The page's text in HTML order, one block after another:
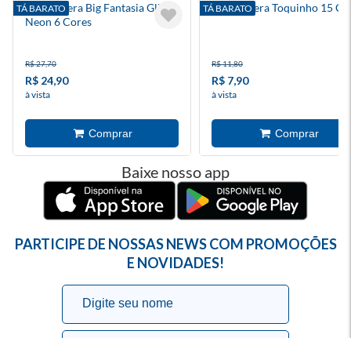
TÁ BARATO
Giz De Cera Big Fantasia Glitter
Neon 6 Cores
R$ 27,70
R$ 24,90
à vista
TÁ BARATO
Giz De Cera Toquinho 15
R$ 11,80
R$ 7,90
à vista
Baixe nosso app
PARTICIPE DE NOSSAS NEWS COM PROMOÇÕES
E NOVIDADES!